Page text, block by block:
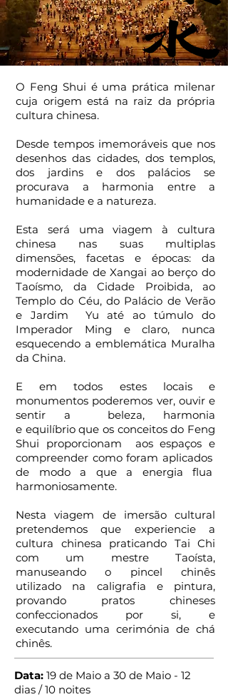
O Feng Shui é uma prática milenar
cuja origem está na raiz da própria
cultura chinesa.
Desde tempos imemoráveis que nos
desenhos das cidades, dos templos,
dos jardins e dos palácios se
procurava a harmonia entre a
humanidade e a natureza.
Esta será uma viagem à cultura
chinesa nas suas multiplas
dimensões, facetas e épocas: da
modernidade de Xangai ao berço do
Taoísmo, da Cidade Proibida, ao
Templo do Céu, do Palácio de Verão
e Jardim Yu até ao túmulo do
Imperador Ming e claro, nunca
esquecendo a emblemática Muralha
da China.
E em todos estes locais e
monumentos poderemos ver, ouvir e
sentir a beleza, harmonia
e equilíbrio que os conceitos do Feng
Shui proporcionam aos espaços e
compreender como foram aplicados
de modo a que a energia flua
harmoniosamente.
Nesta viagem de imersão cultural
pretendemos que experiencie a
cultura chinesa praticando Tai Chi
com um mestre Taoísta,
manuseando o pincel chinês
utilizado na caligrafia e pintura,
provando pratos chineses
confeccionados por si, e
executando uma cerimónia de chá
chinês.
Data: 19 de Maio a 30 de Maio - 12
dias / 10 noites